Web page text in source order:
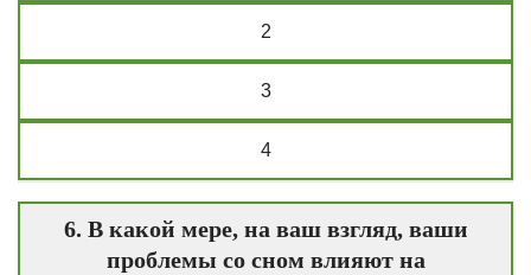
2
3
4
6. В какой мере, на ваш взгляд, ваши
проблемы со сном влияют на